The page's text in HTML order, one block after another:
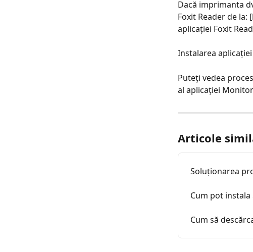
Dacă imprimanta
Foxit Reader de
aplicației Foxit
Instalarea
Puteți vedea
al aplicației
Articole
Soluționarea
Cum pot
Cum să